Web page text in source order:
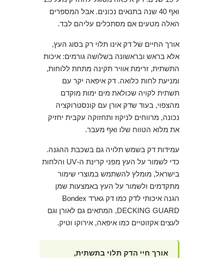
ואף 40 שנה בתנאים נכונים. אבל המספרים
האלה מטעים אם מסתכלים עליהם לבד.
אורך החיים של דק אינו תלוי רק בסוג העץ,
אלא בראש ובראשונה בשלושה גורמים: איכות
התשתית, זרימת אוויר תקינה מתחת ללוחות,
ומניעת לחות כלואה. דק איפאה יקר עם
תשתית לקויה שכולאת מים ימות מוקדם
מהצפוי, בעוד שדק אורן עם קונסטרוקציה
נכונה, מרווחים לניקוז ותחזוקה עקבית יחזיק
את מלוא הטווח שלו ואף מעבר.
עמידות דק בשמש תלויה גם בשכבת ההגנה.
כדי לשמור על העץ מפני קרינת ה-UV והלחות
בישראל, מומלץ להשתמש במוצרי שימור
מתקדמים ולשמור על העץ באמצעות שמן
הגנה איכותי לדק כמו דק גארד Bondex
DECKING GUARD, המתאים גם לאורן וגם
לעצים אקזוטיים כמו איפאה, אירוקו וטיק.
אורך חיי הדק תלוי בתשתית,